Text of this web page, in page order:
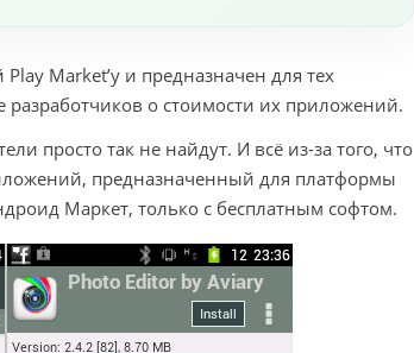
Market’у и предназначен для тех
о стоимости их приложений.
просто так не найдут. И всё из-за того, что
предназначенный для платформы
Маркет, только с бесплатным софтом.